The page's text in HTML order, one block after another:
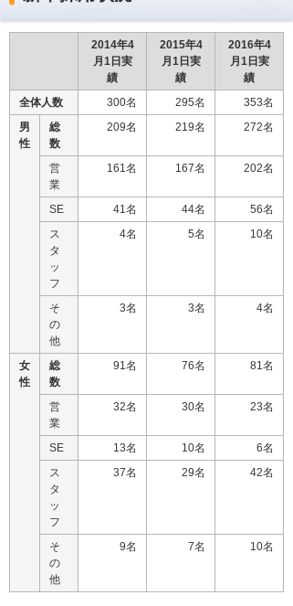
2014年4
月1日実
績
2015年4
月1日実
績
2016年4
月1日実
績
全体人数
300名 295名
353名
男
性
総
数
209名 219名 272名
営
業
161名 167名 202名
SE 41名 44名
56名
ス
タ
ッ
フ
4名 5名 10名
そ
の
他
3名 3名 4名
女
性
総
数
91名 76名 81名
営
業
32名 30名 23名
SE 13名 10名
6名
ス
タ
ッ
フ
37名 29名 42名
そ
の
他
9名 7名 10名